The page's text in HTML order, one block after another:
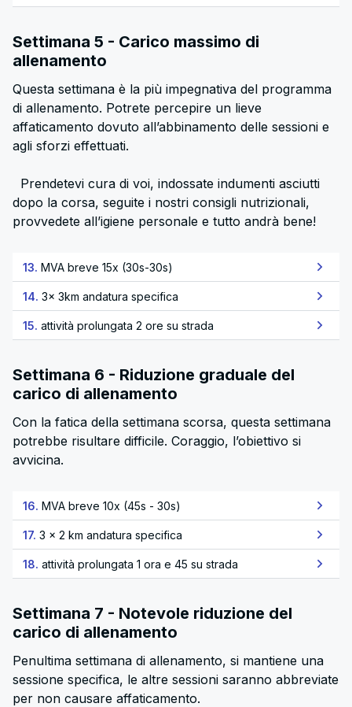
Settimana 5 - Carico massimo di
allenamento
Questa settimana è la più impegnativa del programma
di allenamento. Potrete percepire un lieve
affaticamento dovuto all’abbinamento delle sessioni e
agli sforzi effettuati.
Prendetevi cura di voi, indossate indumenti asciutti
dopo la corsa, seguite i nostri consigli nutrizionali,
provvedete all’igiene personale e tutto andrà bene!
13. MVA breve 15x (30s-30s)
14. 3x 3km andatura specifica
15. attività prolungata 2 ore su strada
Settimana 6 - Riduzione graduale del
carico di allenamento
Con la fatica della settimana scorsa, questa settimana
potrebbe risultare difficile. Coraggio, l’obiettivo si
avvicina.
16. MVA breve 10x (45s - 30s)
17. 3 x 2 km andatura specifica
18. attività prolungata 1 ora e 45 su strada
Settimana 7 - Notevole riduzione del
carico di allenamento
Penultima settimana di allenamento, si mantiene una
sessione specifica, le altre sessioni saranno abbreviate
per non causare affaticamento.